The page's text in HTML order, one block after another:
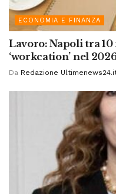
ECONOMIA E FINANZA
Lavoro: Napoli tra
‘workcation’ nel
Da Redazione